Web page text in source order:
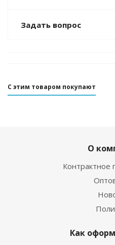
Задать вопрос
С этим товаром покупают
О
Контрактное
Как